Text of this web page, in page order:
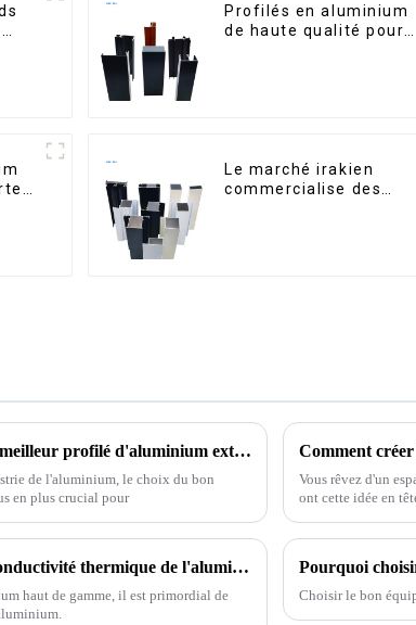
Profilés en aluminium
de haute qualité pour
Le marché irakien
commercialise des
Liste de contrôle ultime pour choisir le meilleur profilé d'aluminium extrudé pour vos projets
de l'aluminium, le choix du bon
en plus crucial pour
Vous rêvez d'un
ont cette idée en
7 conseils essentiels pour optimiser la conductivité thermique de l'aluminium pour les acheteurs internationaux
haut de gamme, il est primordial de
Choisir le bon